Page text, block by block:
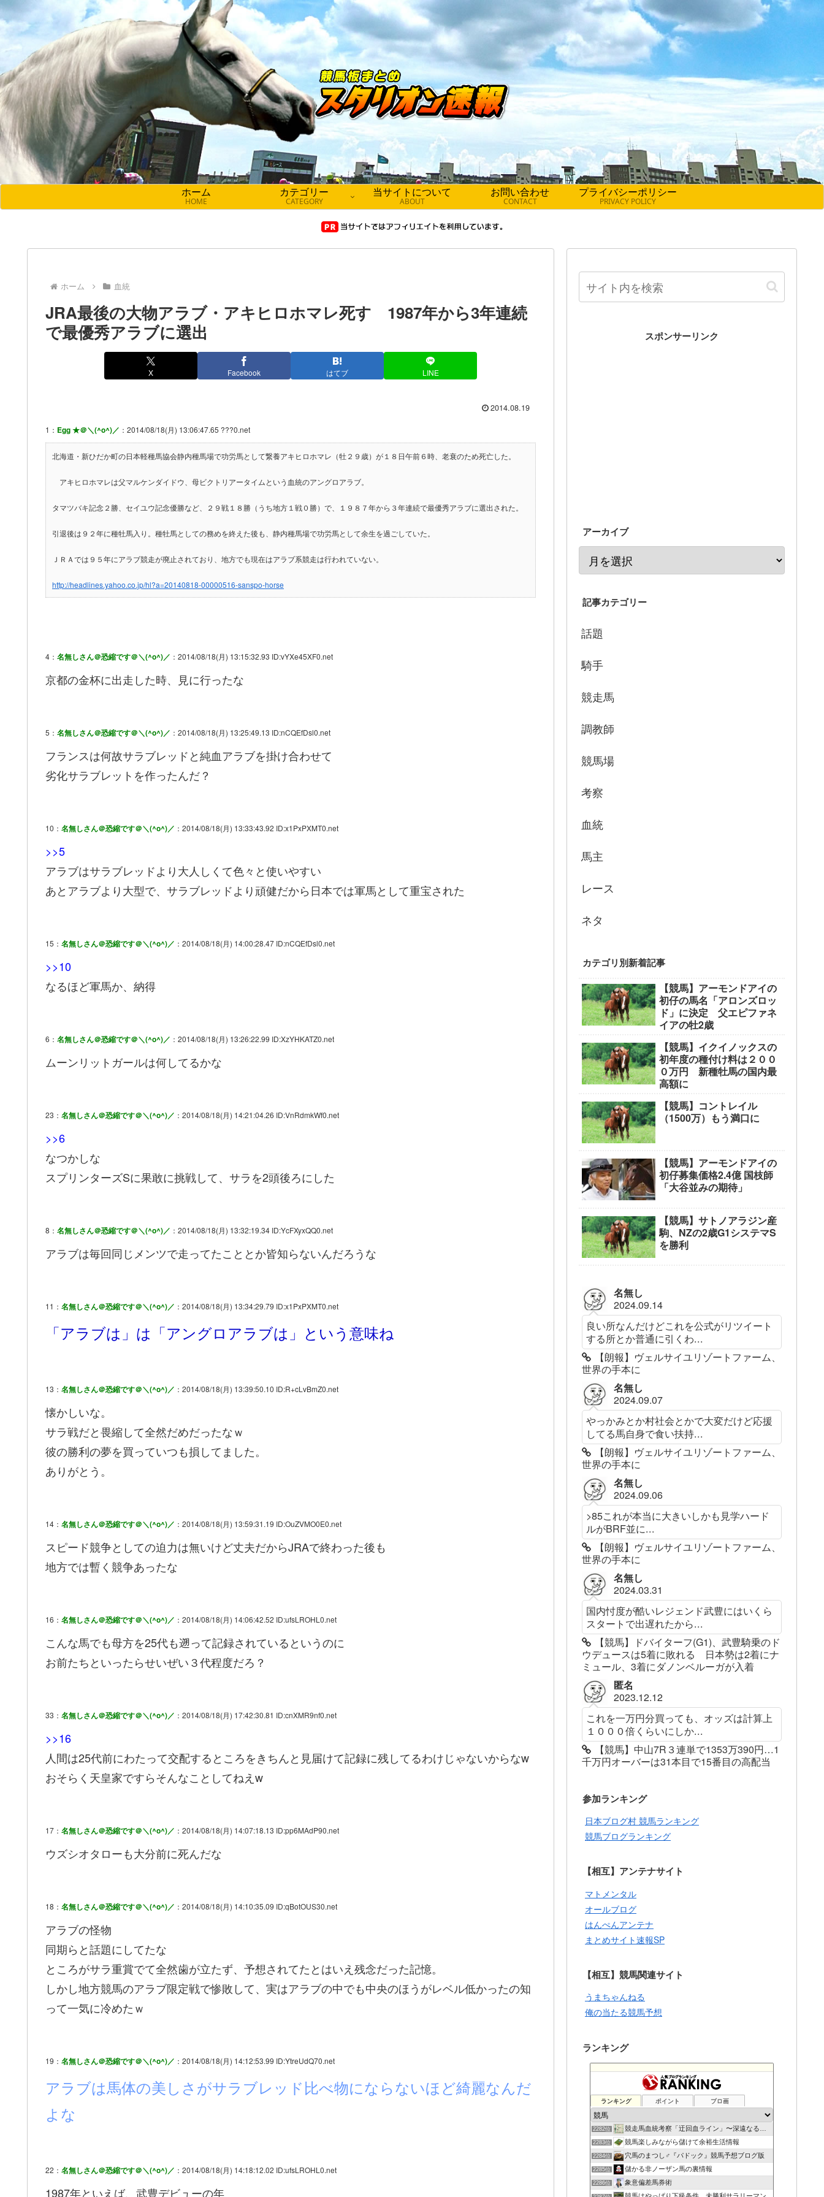
ホーム
HOME
カテゴリー
CATEGORY
当サイトについて
ABOUT
お問い合わせ
CONTACT
プライバシーポリシー
PRIVACY POLICY
ホーム 血統
JRA最後の大物アラブ・アキヒロホマレ死す 1987年から3年連続
で最優秀アラブに選出
X Facebook はてブ LINE
2014.08.19
1： Egg ★＠＼(^o^)／ ：2014/08/18(月) 13:06:47.65 ???0.net
北海道・新ひだか町の日本軽種馬協会静内種馬場で功労馬として繋養アキヒロホマレ（牡２９歳）が１８日午前６時、老衰のため死亡した。
アキヒロホマレは父マルケンダイドウ、母ビクトリアータイムという血統のアングロアラブ。
タマツバキ記念２勝、セイユウ記念優勝など、２９戦１８勝（うち地方１戦０勝）で、１９８７年から３年連続で最優秀アラブに選出された。
引退後は９２年に種牡馬入り。種牡馬としての務めを終えた後も、静内種馬場で功労馬として余生を過ごしていた。
ＪＲＡでは９５年にアラブ競走が廃止されており、地方でも現在はアラブ系競走は行われていない。
http://headlines.yahoo.co.jp/hl?a=20140818-00000516-sanspo-horse
4： 名無しさん＠恐縮です＠＼(^o^)／ ：2014/08/18(月) 13:15:32.93 ID:vYXe45XF0.net
京都の金杯に出走した時、見に行ったな
5： 名無しさん＠恐縮です＠＼(^o^)／ ：2014/08/18(月) 13:25:49.13 ID:nCQEfDsl0.net
フランスは何故サラブレッドと純血アラブを掛け合わせて
劣化サラブレットを作ったんだ？
10： 名無しさん＠恐縮です＠＼(^o^)／ ：2014/08/18(月) 13:33:43.92 ID:x1PxPXMT0.net
>>5
アラブはサラブレッドより大人しくて色々と使いやすい
あとアラブより大型で、サラブレッドより頑健だから日本では軍馬として重宝された
15： 名無しさん＠恐縮です＠＼(^o^)／ ：2014/08/18(月) 14:00:28.47 ID:nCQEfDsl0.net
>>10
なるほど軍馬か、納得
6： 名無しさん＠恐縮です＠＼(^o^)／ ：2014/08/18(月) 13:26:22.99 ID:XzYHKATZ0.net
ムーンリットガールは何してるかな
23： 名無しさん＠恐縮です＠＼(^o^)／ ：2014/08/18(月) 14:21:04.26 ID:VnRdmkWf0.net
>>6
なつかしな
スプリンターズSに果敢に挑戦して、サラを2頭後ろにした
8： 名無しさん＠恐縮です＠＼(^o^)／ ：2014/08/18(月) 13:32:19.34 ID:YcFXyxQQ0.net
アラブは毎回同じメンツで走ってたこととか皆知らないんだろうな
11： 名無しさん＠恐縮です＠＼(^o^)／ ：2014/08/18(月) 13:34:29.79 ID:x1PxPXMT0.net
「アラブは」は「アングロアラブは」という意味ね
13： 名無しさん＠恐縮です＠＼(^o^)／ ：2014/08/18(月) 13:39:50.10 ID:R+cLvBmZ0.net
懐かしいな。
サラ戦だと畏縮して全然だめだったなｗ
彼の勝利の夢を買っていつも損してました。
ありがとう。
14： 名無しさん＠恐縮です＠＼(^o^)／ ：2014/08/18(月) 13:59:31.19 ID:OuZVMO0E0.net
スピード競争としての迫力は無いけど丈夫だからJRAで終わった後も
地方では暫く競争あったな
16： 名無しさん＠恐縮です＠＼(^o^)／ ：2014/08/18(月) 14:06:42.52 ID:ufsLROHL0.net
こんな馬でも母方を25代も遡って記録されているというのに
お前たちといったらせいぜい３代程度だろ？
33： 名無しさん＠恐縮です＠＼(^o^)／ ：2014/08/18(月) 17:42:30.81 ID:cnXMR9nf0.net
>>16
人間は25代前にわたって交配するところをきちんと見届けて記録に残してるわけじゃないからなw
おそらく天皇家ですらそんなことしてねえw
17： 名無しさん＠恐縮です＠＼(^o^)／ ：2014/08/18(月) 14:07:18.13 ID:pp6MAdP90.net
ウズシオタローも大分前に死んだな
18： 名無しさん＠恐縮です＠＼(^o^)／ ：2014/08/18(月) 14:10:35.09 ID:qBotOUS30.net
アラブの怪物
同期らと話題にしてたな
ところがサラ重賞でて全然歯が立たず、予想されてたとはいえ残念だった記憶。
しかし地方競馬のアラブ限定戦で惨敗して、実はアラブの中でも中央のほうがレベル低かったの知
って一気に冷めたｗ
19： 名無しさん＠恐縮です＠＼(^o^)／ ：2014/08/18(月) 14:12:53.99 ID:YtreUdQ70.net
アラブは馬体の美しさがサラブレッド比べ物にならないほど綺麗なんだ
よな
22： 名無しさん＠恐縮です＠＼(^o^)／ ：2014/08/18(月) 14:18:12.02 ID:ufsLROHL0.net
1987年といえば、武豊デビューの年
スポンサーリンク
アーカイブ
記事カテゴリー
話題
騎手
競走馬
調教師
競馬場
考察
血統
馬主
レース
ネタ
カテゴリ別新着記事
【競馬】アーモンドアイの
初仔の馬名「アロンズロッ
ド」に決定 父エピファネ
イアの牡2歳
【競馬】イクイノックスの
初年度の種付け料は２００
０万円 新種牡馬の国内最
高額に
【競馬】コントレイル
（1500万）もう満口に
【競馬】アーモンドアイの
初仔募集価格2.4億 国枝師
「大谷並みの期待」
【競馬】サトノアラジン産
駒、NZの2歳G1システマS
を勝利
名無し
2024.09.14
良い所なんだけどこれを公式がリツイート
する所とか普通に引くわ...
【朗報】ヴェルサイユリゾートファーム、
世界の手本に
名無し
2024.09.07
やっかみとか村社会とかで大変だけど応援
してる馬自身で食い扶持...
【朗報】ヴェルサイユリゾートファーム、
世界の手本に
名無し
2024.09.06
>85これが本当に大きいしかも見学ハード
ルがBRF並に...
【朗報】ヴェルサイユリゾートファーム、
世界の手本に
名無し
2024.03.31
国内忖度が酷いレジェンド武豊にはいくら
スタートで出遅れたから...
【競馬】ドバイターフ(G1)、武豊騎乗のド
ウデュースは5着に敗れる 日本勢は2着にナ
ミュール、3着にダノンベルーガが入着
匿名
2023.12.12
これを一万円分買っても、オッズは計算上
１０００倍くらいにしか...
【競馬】中山7R３連単で1353万390円…1
千万円オーバーは31本目で15番目の高配当
参加ランキング
日本ブログ村 競馬ランキング
競馬ブログランキング
【相互】アンテナサイト
マトメンタル
オールブログ
はんぺんアンテナ
まとめサイト速報SP
【相互】競馬関連サイト
うまちゃんねる
俺の当たる競馬予想
ランキング
ランキング ポイント ブロ画
2282位 競走馬血統考察「迂回血ライン」〜深遠なる血の連鎖〜
2283位 競馬楽しみながら儲けて余裕生活情報
2284位 穴馬のまつし♂『パドック』競馬予想ブログ版
2285位 儲かる非ノーザン馬の裏情報
2286位 象意偏差馬券術